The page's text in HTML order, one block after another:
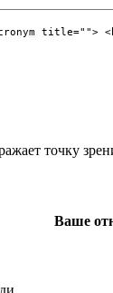
title="">
точку
Ваше